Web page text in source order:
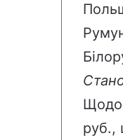
Щодо,
руб.,